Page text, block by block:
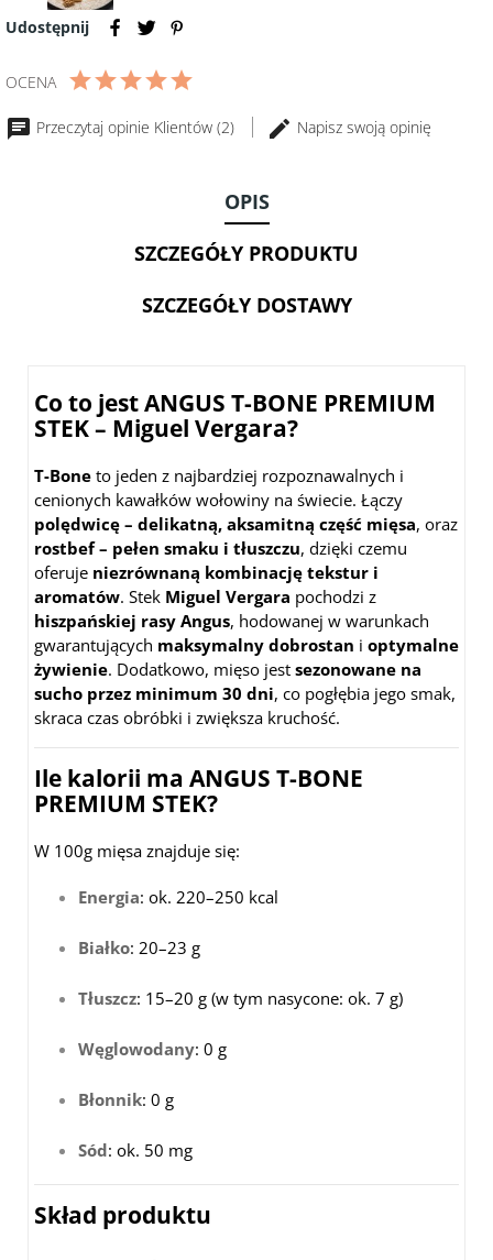
stali
ESATTO
Ser
Amsterdam
250g
Udostępnij
OCENA
Przeczytaj opinie Klientów (2) Napisz swoją opinię
OPIS
SZCZEGÓŁY PRODUKTU
SZCZEGÓŁY DOSTAWY
Co to jest ANGUS T-BONE PREMIUM
STEK – Miguel Vergara?
T-Bone to jeden z najbardziej rozpoznawalnych i
cenionych kawałków wołowiny na świecie. Łączy
polędwicę – delikatną, aksamitną część mięsa, oraz
rostbef – pełen smaku i tłuszczu, dzięki czemu
oferuje niezrównaną kombinację tekstur i
aromatów. Stek Miguel Vergara pochodzi z
hiszpańskiej rasy Angus, hodowanej w warunkach
gwarantujących maksymalny dobrostan i optymalne
żywienie. Dodatkowo, mięso jest sezonowane na
sucho przez minimum 30 dni, co pogłębia jego smak,
skraca czas obróbki i zwiększa kruchość.
Ile kalorii ma ANGUS T-BONE
PREMIUM STEK?
W 100g mięsa znajduje się:
Energia: ok. 220–250 kcal
Białko: 20–23 g
Tłuszcz: 15–20 g (w tym nasycone: ok. 7 g)
Węglowodany: 0 g
Błonnik: 0 g
Sód: ok. 50 mg
Skład produktu